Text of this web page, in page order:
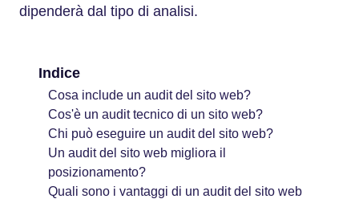
dipenderà dal tipo di analisi.
Indice
Cosa include un audit del sito web?
Cos'è un audit tecnico di un sito web?
Chi può eseguire un audit del sito web?
Un audit del sito web migliora il
posizionamento?
Quali sono i vantaggi di un audit del sito web